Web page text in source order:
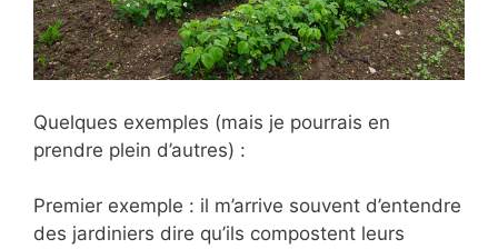
Quelques exemples (mais je pourrais en
prendre plein d’autres) :
Premier exemple : il m’arrive souvent d’entendre
des jardiniers dire qu’ils compostent leurs